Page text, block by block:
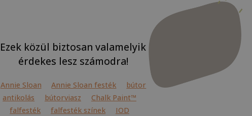
Ezek közül biztosan valamelyik
érdekes lesz számodra!
Annie Sloan Annie Sloan festék
bútor
antikolás
bútorviasz
Chalk Paint™
falfesték
falfesték színek
IOD